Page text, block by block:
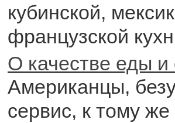
кубинской,
французской
О качестве еды
Американцы,
сервис, к тому